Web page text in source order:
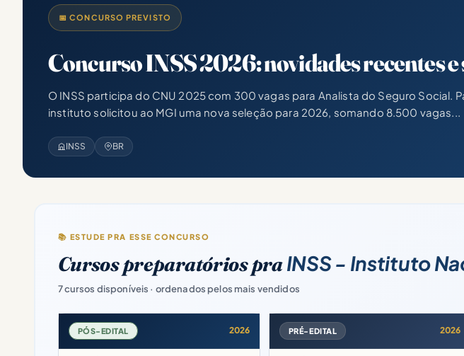
📅 CONCURSO PREVISTO
Concurso INSS 2026: novidades recentes
O INSS participa do CNU 2025 com 300 vagas para Analista do Seguro Social.
instituto solicitou ao MGI uma nova seleção para 2026, somando 8.500 vagas...
INSS BR
📚 ESTUDE PRA ESSE CONCURSO
Cursos preparatórios praINSS - Instituto
7 cursos disponíveis · ordenados pelos mais vendidos
PÓS-EDITAL 2026 PRÉ-EDITAL 2026